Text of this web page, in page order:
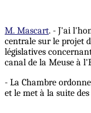
M. Mascart. - J'ai
centrale sur le projet
législatives
canal de la Meuse à
- La Chambre
et le met à la suite